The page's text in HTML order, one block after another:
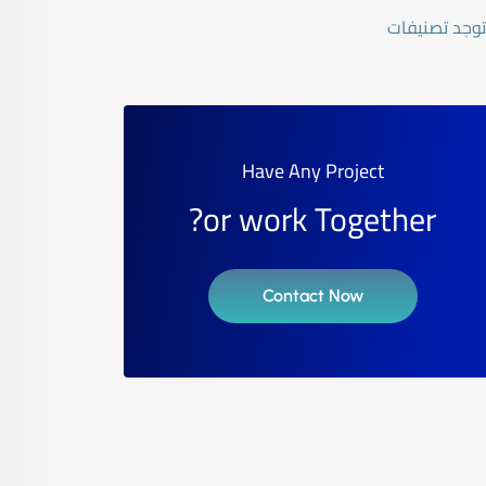
تصنيفات
Have Any Project
or work Together?
Contact Now